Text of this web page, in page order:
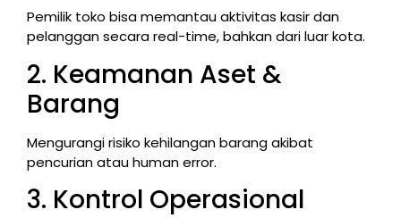
Pemilik toko bisa memantau aktivitas kasir dan
pelanggan secara real-time, bahkan dari luar kota.
2. Keamanan Aset &
Barang
Mengurangi risiko kehilangan barang akibat
pencurian atau human error.
3. Kontrol Operasional